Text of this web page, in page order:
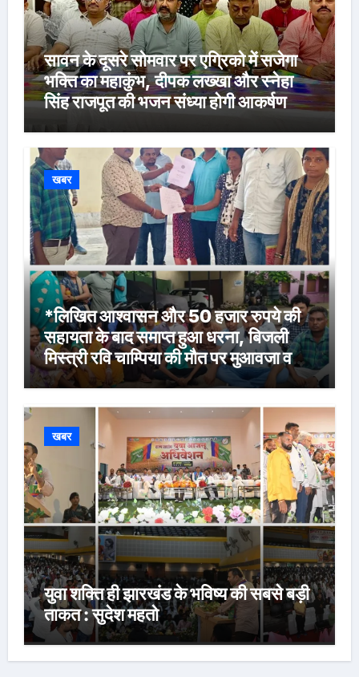
सावन के दूसरे सोमवार पर एग्रिको में सजेगा
भक्ति का महाकुंभ, दीपक लख्खा और स्नेहा
सिंह राजपूत की भजन संध्या होगी आकर्षण
खबर
*लिखित आश्वासन और 50 हजार रुपये की
सहायता के बाद समाप्त हुआ धरना, बिजली
मिस्त्री रवि चाम्पिया की मौत पर मुआवजा व
नौकरी की मांग*
खबर
युवा शक्ति ही झारखंड के भविष्य की सबसे बड़ी
ताकत : सुदेश महतो